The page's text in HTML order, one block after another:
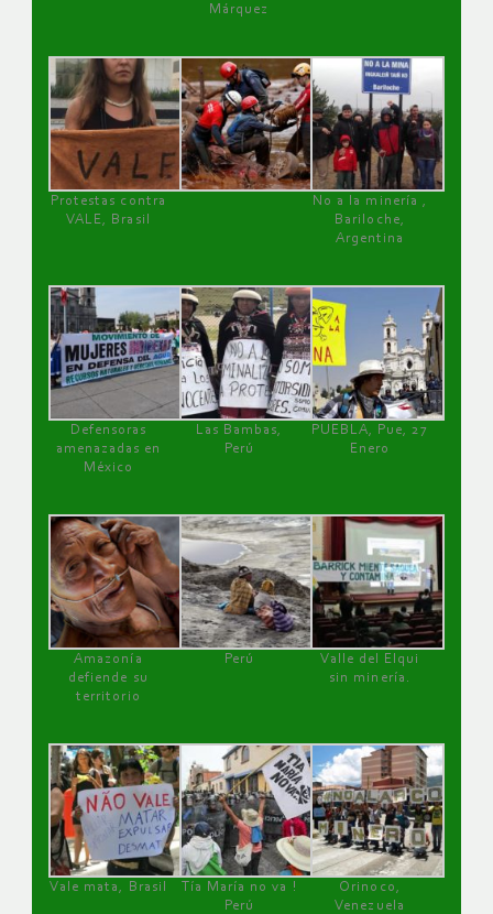
Márquez
Protestas contra
VALE, Brasil
No a la minería ,
Bariloche,
Argentina
Defensoras
amenazadas en
México
Las Bambas,
Perú
PUEBLA, Pue, 27
Enero
Amazonía
defiende su
territorio
Perú
Valle del Elqui
sin minería.
Vale mata, Brasil
Tía María no va !
Perú
Orinoco,
Venezuela